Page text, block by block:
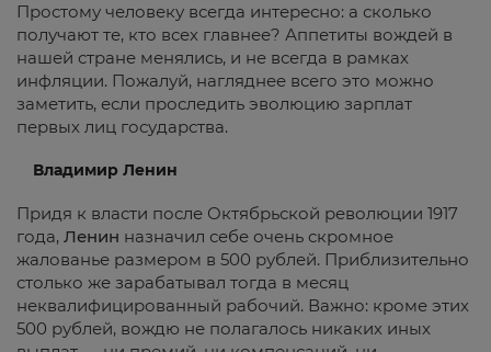
Простому человеку всегда интересно: а сколько
получают те, кто всех главнее? Аппетиты вождей в
нашей стране менялись, и не всегда в рамках
инфляции. Пожалуй, нагляднее всего это можно
заметить, если проследить эволюцию зарплат
первых лиц государства.
Владимир Ленин
Придя к власти после Октябрьской революции 1917
года, Ленин назначил себе очень скромное
жалованье размером в 500 рублей. Приблизительно
столько же зарабатывал тогда в месяц
неквалифицированный рабочий. Важно: кроме этих
500 рублей, вождю не полагалось никаких иных